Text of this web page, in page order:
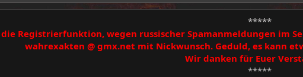
*****
Registrierfunktion, wegen russischer Spamanmeldungen im
wahrexakten @ gmx.net mit Nickwunsch. Geduld, es kann
Wir danken für Euer
*****